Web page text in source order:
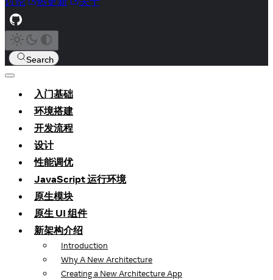
Search
入门基础
环境搭建
开发流程
设计
性能调优
JavaScript 运行环境
原生模块
原生 UI 组件
新架构介绍
Introduction
Why A New Architecture
Creating a New Architecture App